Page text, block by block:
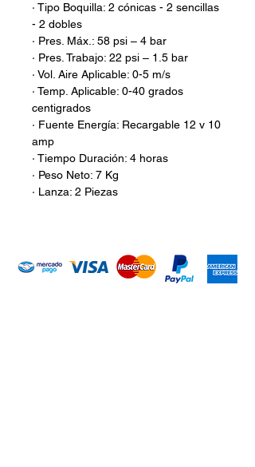
· Tipo Boquilla: 2 cónicas - 2 sencillas
- 2 dobles
· Pres. Máx.: 58 psi – 4 bar
· Pres. Trabajo: 22 psi – 1.5 bar
· Vol. Aire Aplicable: 0-5 m/s
· Temp. Aplicable: 0-40 grados
centigrados
· Fuente Energía: Recargable 12 v 10
amp
· Tiempo Duración: 4 horas
· Peso Neto: 7 Kg
· Lanza: 2 Piezas